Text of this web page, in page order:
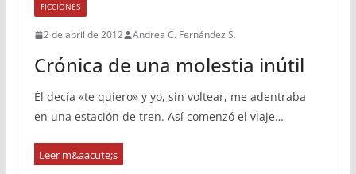
FICCIONES
2 de abril de 2012 Andrea C. Fernández S.
Crónica de una molestia inútil
Él decía «te quiero» y yo, sin voltear, me adentraba
en una estación de tren. Así comenzó el viaje…